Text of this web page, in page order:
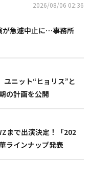
2026/08/06 02:36
が急遽中止に…事務所
ユニット“ヒョリス”と
の計画を公開
まで出演決定！「202
ラインナップ発表